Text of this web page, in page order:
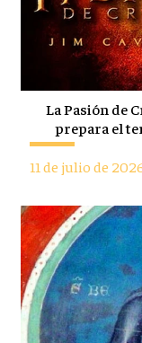
La Pasión de
prepara el
11 de julio de